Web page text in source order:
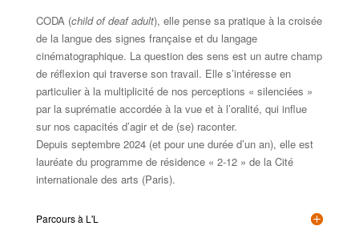
CODA (child of deaf adult), elle pense sa pratique à la croisée
de la langue des signes française et du langage
cinématographique. La question des sens est un autre champ
de réflexion qui traverse son travail. Elle s’intéresse en
particulier à la multiplicité de nos perceptions « silenciées »
par la suprématie accordée à la vue et à l’oralité, qui influe
sur nos capacités d’agir et de (se) raconter.
Depuis septembre 2024 (et pour une durée d’un an), elle est
lauréate du programme de résidence « 2-12 » de la Cité
internationale des arts (Paris).
Parcours à L'L